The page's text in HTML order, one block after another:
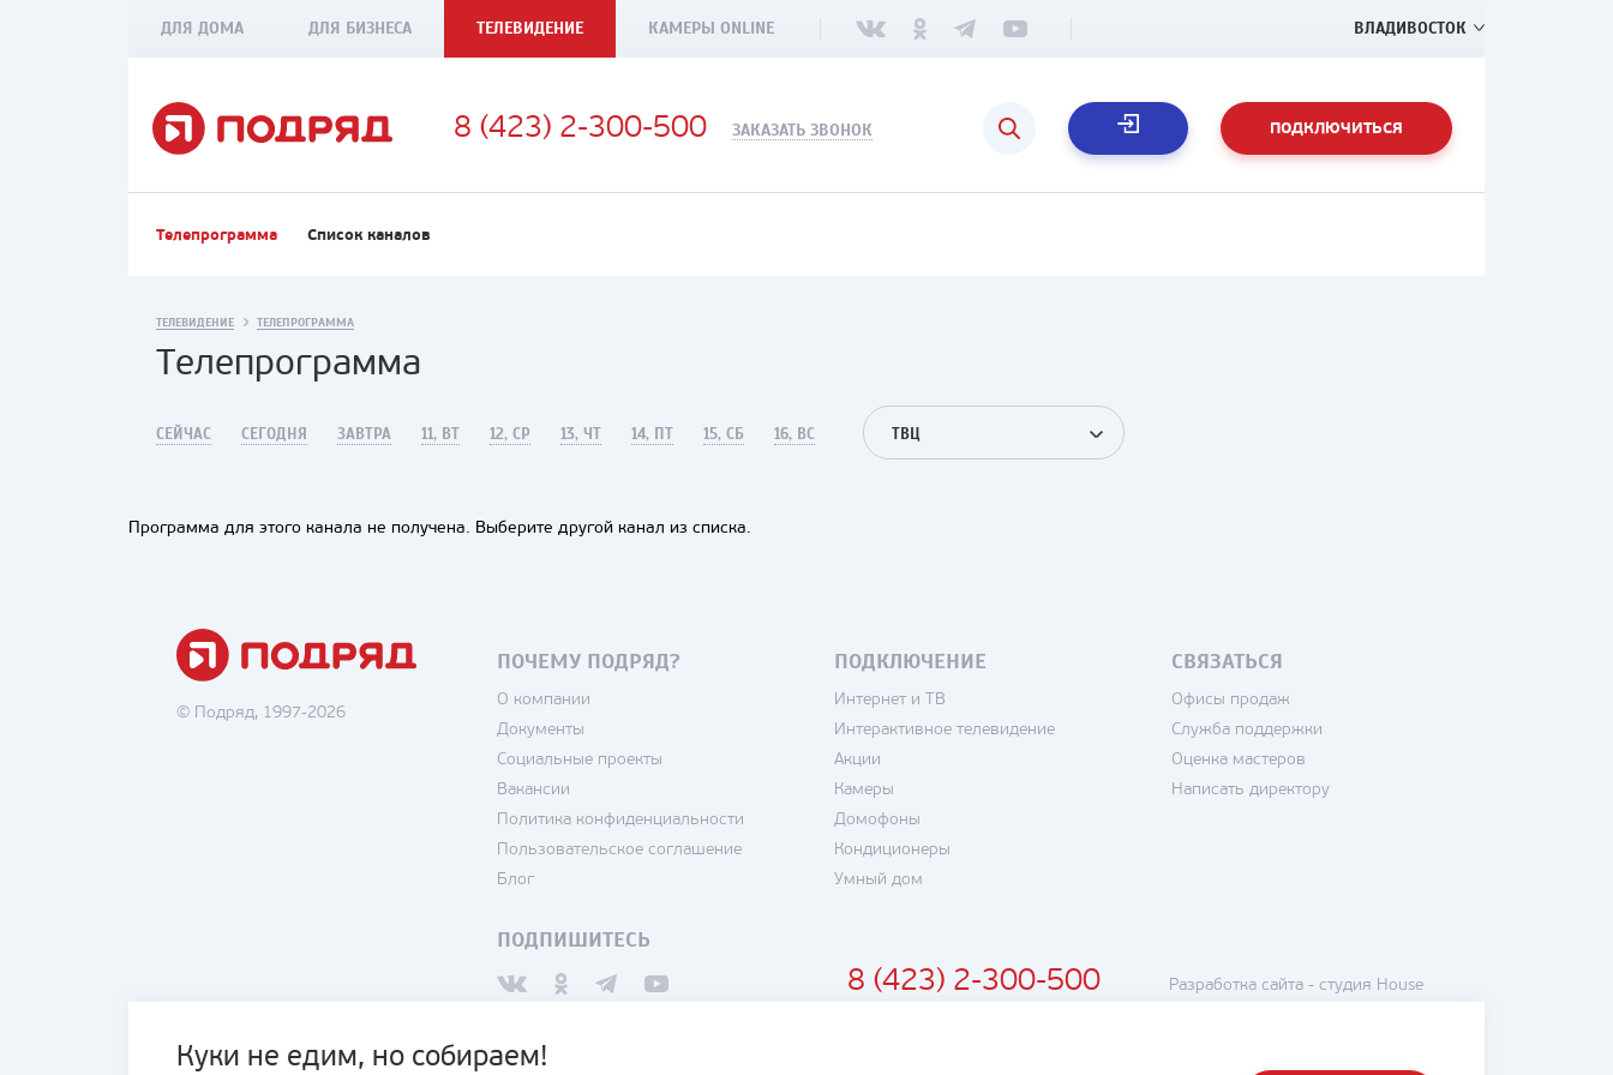
ДЛЯ ДОМА ДЛЯ БИЗНЕСА ТЕЛЕВИДЕНИЕ КАМЕРЫ ONLINE ВЛАДИВОСТОК
8 (423) 2-300-500 ЗАКАЗАТЬ ЗВОНОК ПОДКЛЮЧИТЬСЯ
Телепрограмма Список каналов
Куки не едим, но собираем!
ТЕЛЕВИДЕНИЕ ТЕЛЕПРОГРАММА
Телепрограмма
СЕЙЧАС СЕГОДНЯ ЗАВТРА 11, ВТ 12, СР 13, ЧТ 14, ПТ 15, СБ 16, ВС ТВЦ
Программа для этого канала не получена. Выберите другой канал из списка.
© Подряд, 1997-2026
ПОЧЕМУ ПОДРЯД?
О компании
Документы
Социальные проекты
Вакансии
Политика конфиденциальности
Пользовательское соглашение
Блог
ПОДКЛЮЧЕНИЕ
Интернет и ТВ
Интерактивное телевидение
Акции
Камеры
Домофоны
Кондиционеры
Умный дом
СВЯЗАТЬСЯ
Офисы продаж
Служба поддержки
Оценка мастеров
Написать директору
ПОДПИШИТЕСЬ
8 (423) 2-300-500 Разработка сайта - студия House